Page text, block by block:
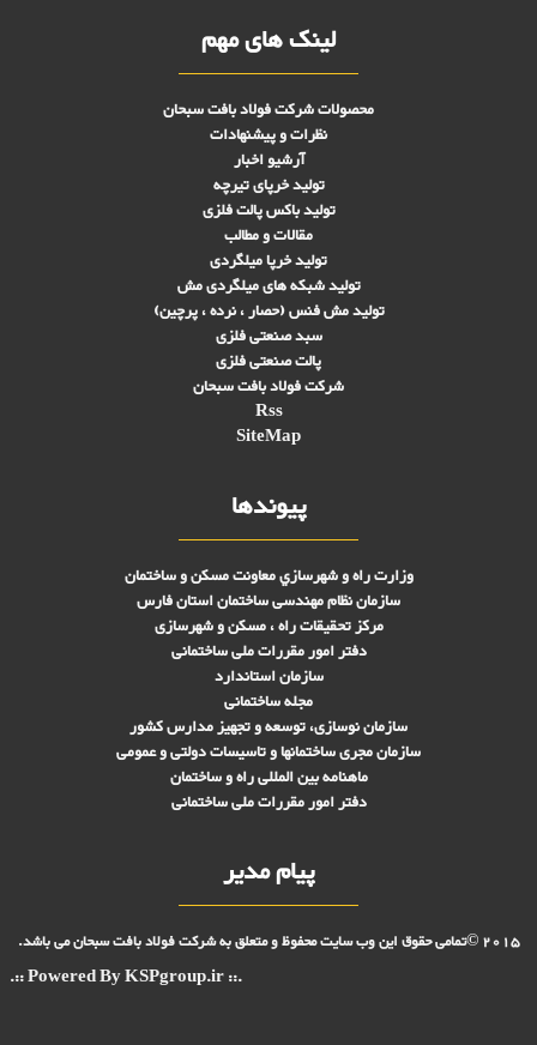
لینک های مهم
محصولات شرکت فولاد بافت سبحان
نظرات و پیشنهادات
آرشیو اخبار
تولید خرپای تیرچه
تولید باکس پالت فلزی
مقالات و مطالب
تولید خرپا میلگردی
تولید شبکه های ميلگردی مش
تولید مش فنس (حصار ، نرده ، پرچین)
سبد صنعتی فلزی
پالت صنعتی فلزی
شرکت فولاد بافت سبحان
Rss
SiteMap
پیوندها
وزارت راه و شهرسازي معاونت مسکن و ساختمان
سازمان نظام مهندسی ساختمان استان فارس
مرکز تحقیقات راه ، مسکن و شهرسازی
دفتر امور مقررات ملی ساختمانی
سازمان استاندارد
مجله ساختمانی
سازمان نوسازی، توسعه و تجهیز مدارس کشور
سازمان مجری ساختمانها و تاسيسات دولتی و عمومی
ماهنامه بین المللی راه و ساختمان
دفتر امور مقررات ملی ساختمانی
پیام مدیر
2015 ©تمامی حقوق این وب سایت محفوظ و متعلق به شرکت فولاد بافت سبحان می باشد.
.:: Powered By KSPgroup.ir ::.